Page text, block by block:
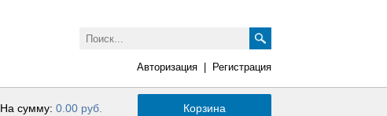
Авторизация Регистрация
На сумму: 0.00 руб. Корзина